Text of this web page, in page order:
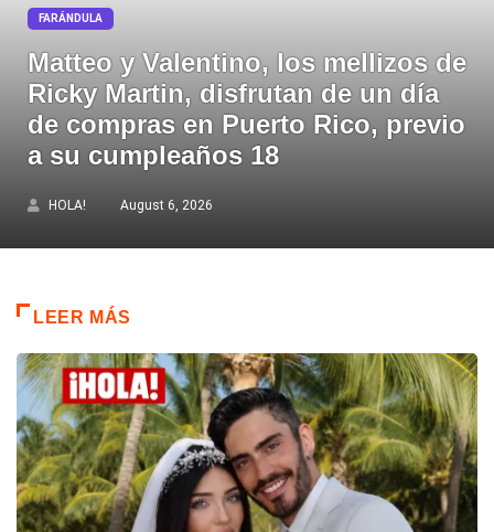
FARÁNDULA
Matteo y Valentino, los mellizos de
Ricky Martin, disfrutan de un día
de compras en Puerto Rico, previo
a su cumpleaños 18
HOLA! August 6, 2026
LEER MÁS